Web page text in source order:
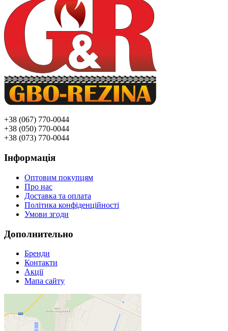
+38 (067) 770-0044
+38 (050) 770-0044
+38 (073) 770-0044
Інформація
Оптовим покупцям
Про нас
Доставка та оплата
Політика конфіденційності
Умови згоди
Дополнительно
Бренди
Контакти
Акції
Мапа сайту